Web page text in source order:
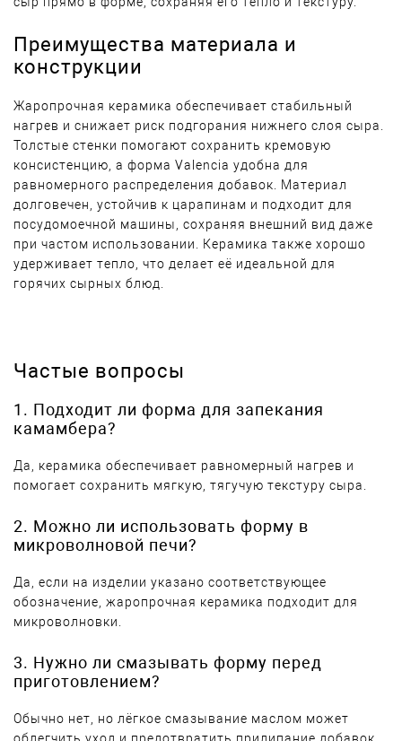
Преимущества материала и
конструкции
Жаропрочная керамика обеспечивает стабильный
нагрев и снижает риск подгорания нижнего слоя сыра.
Толстые стенки помогают сохранить кремовую
консистенцию, а форма Valencia удобна для
равномерного распределения добавок. Материал
долговечен, устойчив к царапинам и подходит для
посудомоечной машины, сохраняя внешний вид даже
при частом использовании. Керамика также хорошо
удерживает тепло, что делает её идеальной для
горячих сырных блюд.
Частые вопросы
1. Подходит ли форма для запекания
камамбера?
Да, керамика обеспечивает равномерный нагрев и
помогает сохранить мягкую, тягучую текстуру сыра.
2. Можно ли использовать форму в
микроволновой печи?
Да, если на изделии указано соответствующее
обозначение, жаропрочная керамика подходит для
микроволновки.
3. Нужно ли смазывать форму перед
приготовлением?
Обычно нет, но лёгкое смазывание маслом может